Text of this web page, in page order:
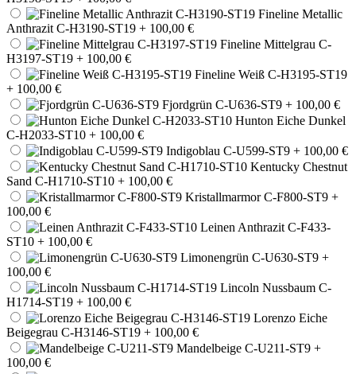
Fineline Metallic
Anthrazit C-H3190-ST19 + 100,00 €
Fineline Mittelgrau C-
H3197-ST19 + 100,00 €
Fineline Weiß C-H3195-ST19
+ 100,00 €
Fjordgrün C-U636-ST9 + 100,00 €
Hunton Eiche Dunkel
C-H2033-ST10 + 100,00 €
Indigoblau C-U599-ST9 + 100,00 €
Kentucky Chestnut
Sand C-H1710-ST10 + 100,00 €
Kristallmarmor C-F800-ST9 +
100,00 €
Leinen Anthrazit C-F433-
ST10 + 100,00 €
Limonengrün C-U630-ST9 +
100,00 €
Lincoln Nussbaum C-
H1714-ST19 + 100,00 €
Lorenzo Eiche
Beigegrau C-H3146-ST19 + 100,00 €
Mandelbeige C-U211-ST9 +
100,00 €